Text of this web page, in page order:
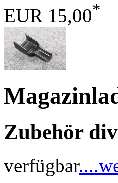
EUR 15,00*
Zubehör
verfügbar